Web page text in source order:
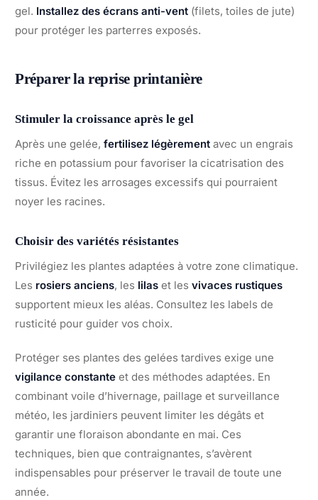
gel. Installez des écrans anti-vent (filets, toiles de jute)
pour protéger les parterres exposés.
Préparer la reprise printanière
Stimuler la croissance après le gel
Après une gelée, fertilisez légèrement avec un engrais
riche en potassium pour favoriser la cicatrisation des
tissus. Évitez les arrosages excessifs qui pourraient
noyer les racines.
Choisir des variétés résistantes
Privilégiez les plantes adaptées à votre zone climatique.
Les rosiers anciens, les lilas et les vivaces rustiques
supportent mieux les aléas. Consultez les labels de
rusticité pour guider vos choix.
Protéger ses plantes des gelées tardives exige une
vigilance constante et des méthodes adaptées. En
combinant voile d’hivernage, paillage et surveillance
météo, les jardiniers peuvent limiter les dégâts et
garantir une floraison abondante en mai. Ces
techniques, bien que contraignantes, s’avèrent
indispensables pour préserver le travail de toute une
année.